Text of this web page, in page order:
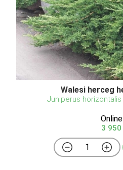
Walesi herceg
Juniperus
3 950